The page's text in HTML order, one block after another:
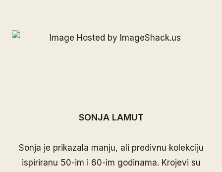
SONJA LAMUT
Sonja je prikazala manju, ali predivnu kolekciju
ispiriranu 50-im i 60-im godinama. Krojevi su